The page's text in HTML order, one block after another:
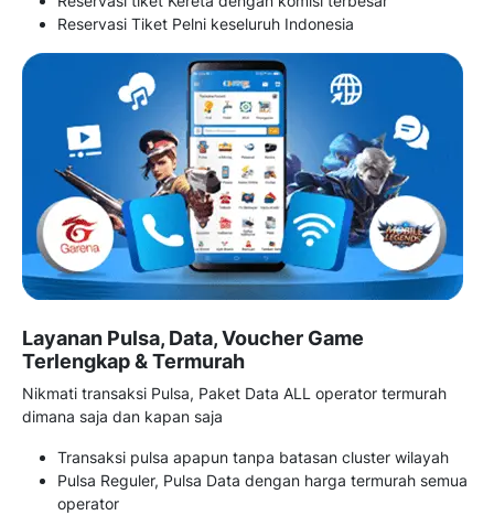
Reservasi Tiket Pelni keseluruh Indonesia
Layanan Pulsa, Data, Voucher Game
Terlengkap & Termurah
Nikmati transaksi Pulsa, Paket Data ALL operator termurah
dimana saja dan kapan saja
Transaksi pulsa apapun tanpa batasan cluster wilayah
Pulsa Reguler, Pulsa Data dengan harga termurah semua
operator